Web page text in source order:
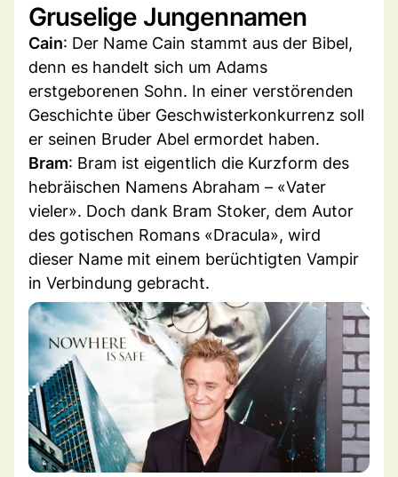
Gruselige Jungennamen
Cain: Der Name Cain stammt aus der Bibel,
denn es handelt sich um Adams
erstgeborenen Sohn. In einer verstörenden
Geschichte über Geschwisterkonkurrenz soll
er seinen Bruder Abel ermordet haben.
Bram: Bram ist eigentlich die Kurzform des
hebräischen Namens Abraham – «Vater
vieler». Doch dank Bram Stoker, dem Autor
des gotischen Romans «Dracula», wird
dieser Name mit einem berüchtigten Vampir
in Verbindung gebracht.